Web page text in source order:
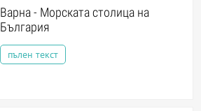
Варна - Морската столица на
България
пълен текст